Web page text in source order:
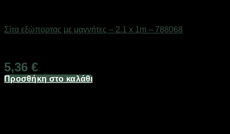
Σίτα εξώπορτας με μαγνήτες – 2.1 x 1m – 788068
5,36 €
Προσθήκη στο καλάθι